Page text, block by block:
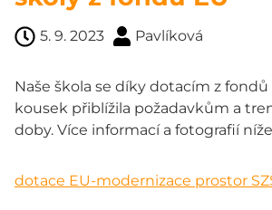
5. 9. 2023 Pavlíková
Naše škola se díky dotacím z fondů
kousek přiblížila požadavkům a
doby. Více informací a fotografií
dotace EU-modernizace prostor